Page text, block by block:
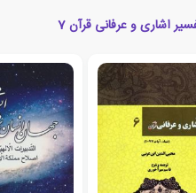
اشاری و عرفانی قرآن 7